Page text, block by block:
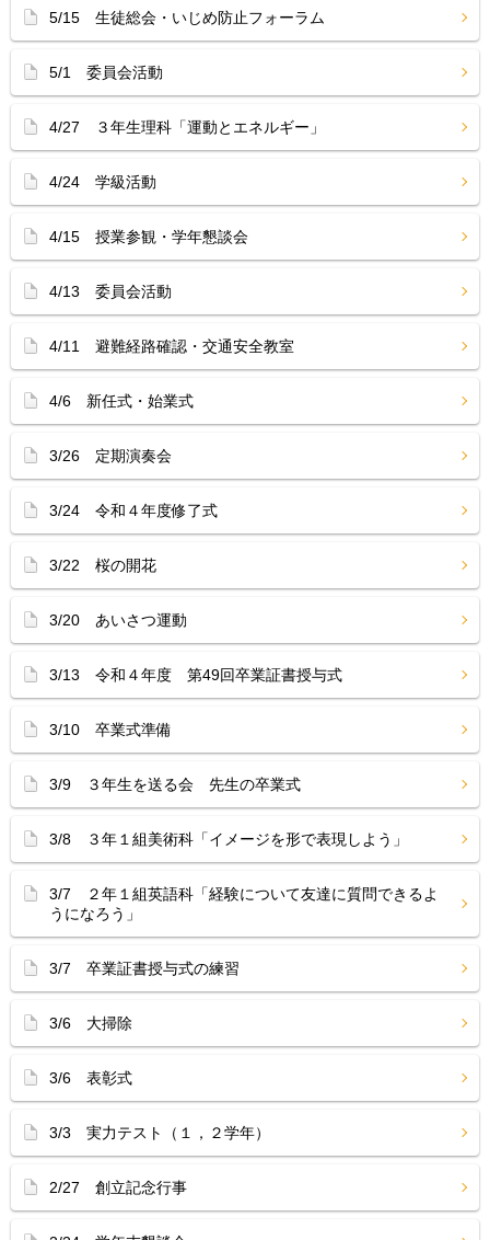
5/15 生徒総会・いじめ防止フォーラム
5/1 委員会活動
4/27 ３年生理科「運動とエネルギー」
4/24 学級活動
4/15 授業参観・学年懇談会
4/13 委員会活動
4/11 避難経路確認・交通安全教室
4/6 新任式・始業式
3/26 定期演奏会
3/24 令和４年度修了式
3/22 桜の開花
3/20 あいさつ運動
3/13 令和４年度 第49回卒業証書授与式
3/10 卒業式準備
3/9 ３年生を送る会 先生の卒業式
3/8 ３年１組美術科「イメージを形で表現しよう」
3/7 ２年１組英語科「経験について友達に質問できるよ
うになろう」
3/7 卒業証書授与式の練習
3/6 大掃除
3/6 表彰式
3/3 実力テスト（１，２学年）
2/27 創立記念行事